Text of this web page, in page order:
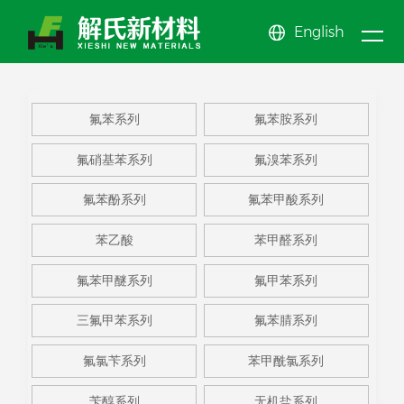
English
我们
About us
公司文化
EHS体系
公司简介
企业展示
资质荣誉
产品
中心
Product center
氟苯甲
醚系列
氟甲苯
系列
三氟甲
苯系列
更多系
列
氟苯酚
系列
氟苯甲
酸系列
苯乙酸
氟苯系
列
氟苯胺
系列
氟硝基
新闻
中心
News center
公司新闻
行业动态
氟苯系列 氟苯胺系列
氟硝基苯系列 氟溴苯系列
氟苯酚系列 氟苯甲酸系列
苯乙酸 苯甲醛系列
氟苯甲醚系列 氟甲苯系列
三氟甲苯系列 氟苯腈系列
氟氯苄系列 苯甲酰氯系列